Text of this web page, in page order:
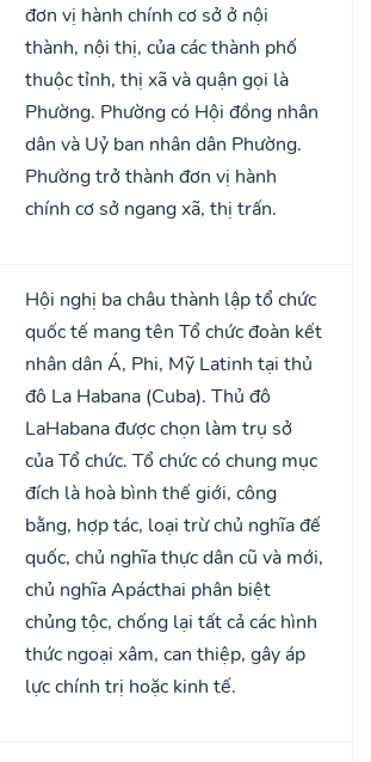
đơn vị hành chính cơ sở ở nội
thành, nội thị, của các thành phố
thuộc tỉnh, thị xã và quận gọi là
Phường. Phường có Hội đồng nhân
dân và Uỷ ban nhân dân Phường.
Phường trở thành đơn vị hành
chính cơ sở ngang xã, thị trấn.
Hội nghị ba châu thành lập tổ chức
quốc tế mang tên Tổ chức đoàn kết
nhân dân Á, Phi, Mỹ Latinh tại thủ
đô La Habana (Cuba). Thủ đô
LaHabana được chọn làm trụ sở
của Tổ chức. Tổ chức có chung mục
đích là hoà bình thế giới, công
bằng, hợp tác, loại trừ chủ nghĩa đế
quốc, chủ nghĩa thực dân cũ và mới,
chủ nghĩa Apácthai phân biệt
chủng tộc, chống lại tất cả các hình
thức ngoại xâm, can thiệp, gây áp
lực chính trị hoặc kinh tế.